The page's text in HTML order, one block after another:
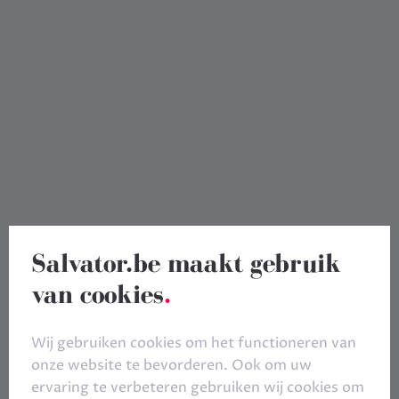
Salvator.be maakt gebruik
van cookies.
Wij gebruiken cookies om het functioneren van
onze website te bevorderen. Ook om uw
ervaring te verbeteren gebruiken wij cookies om